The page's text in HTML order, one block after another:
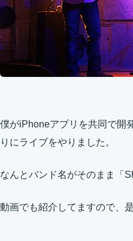
僕がiPhoneアプリを共同で開
りにライブをやりました。
なんとバンド名がそのまま「
動画でも紹介してますので、